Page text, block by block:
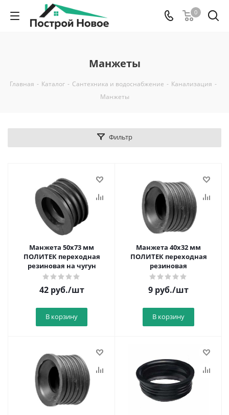
0
Манжеты
Главная - Каталог - Сантехника и водоснабжение - Канализация -
Манжеты
Фильтр
Манжета 50х73 мм
ПОЛИТЕК переходная
резиновая на чугун
42руб./шт
В корзину
Манжета 40х32 мм
ПОЛИТЕК переходная
резиновая
9 руб./шт
В корзину